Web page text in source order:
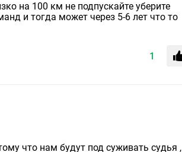
на 100 км не подпускайте уберите
и тогда может через 5-6 лет что то
1
что нам будут под суживать судья ,